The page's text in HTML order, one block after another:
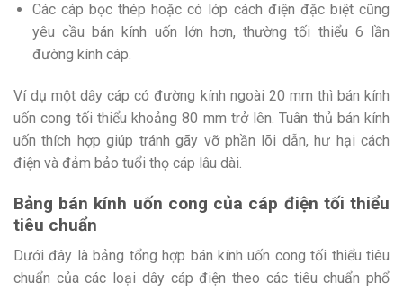
Các cáp bọc thép hoặc có lớp cách điện đặc biệt cũng
yêu cầu bán kính uốn lớn hơn, thường tối thiểu 6 lần
đường kính cáp.
Ví dụ một dây cáp có đường kính ngoài 20 mm thì bán kính
uốn cong tối thiểu khoảng 80 mm trở lên. Tuân thủ bán kính
uốn thích hợp giúp tránh gãy vỡ phần lõi dẫn, hư hại cách
điện và đảm bảo tuổi thọ cáp lâu dài.
Bảng bán kính uốn cong của cáp điện tối thiểu
tiêu chuẩn
Dưới đây là bảng tổng hợp bán kính uốn cong tối thiểu tiêu
chuẩn của các loại dây cáp điện theo các tiêu chuẩn phổ